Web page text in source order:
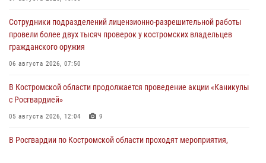
Сотрудники подразделений лицензионно-разрешительной работы
провели более двух тысяч проверок у костромских владельцев
гражданского оружия
06 августа 2026, 07:50
В Костромской области продолжается проведение акции «Каникулы
с Росгвардией»
05 августа 2026, 12:04 9
В Росгвардии по Костромской области проходят мероприятия,